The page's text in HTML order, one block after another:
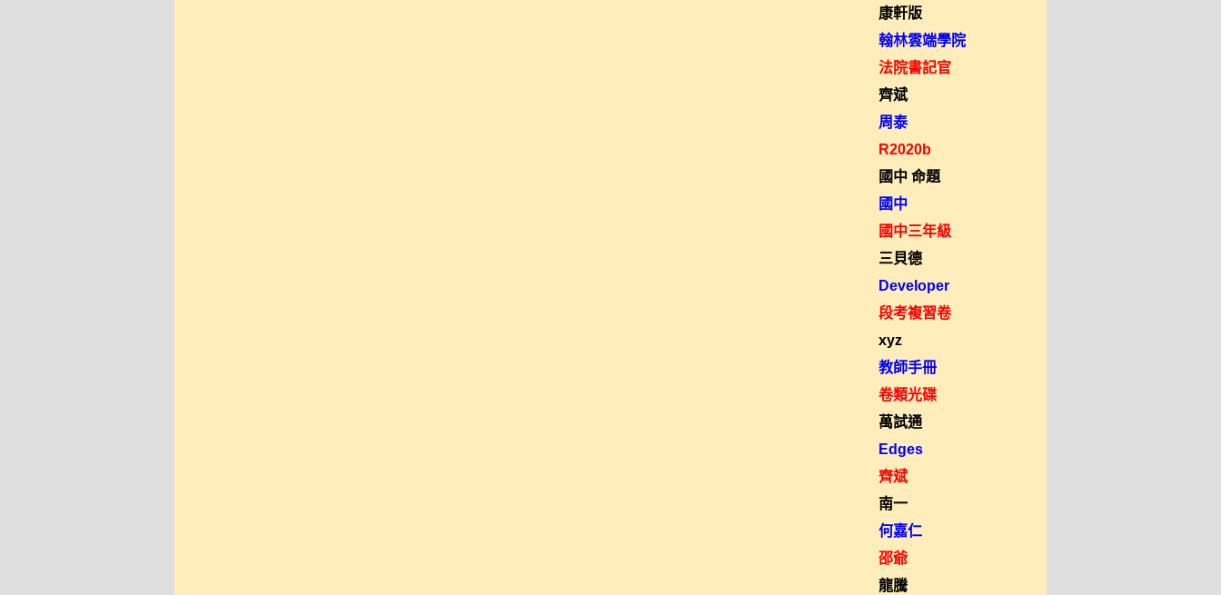
康軒版
翰林雲端學院
法院書記官
齊斌
周泰
R2020b
國中 命題
國中
國中三年級
三貝德
Developer
段考複習卷
xyz
教師手冊
卷類光碟
萬試通
Edges
齊斌
南一
何嘉仁
邵爺
龍騰